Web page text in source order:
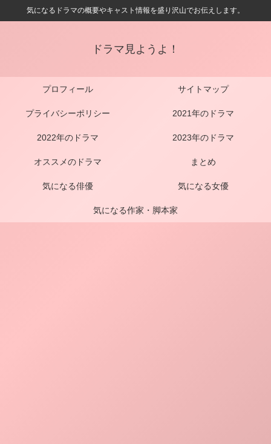
気になるドラマの概要やキャスト情報を盛り沢山でお伝えします。
ドラマ見ようよ！
プロフィール サイトマップ
プライバシーポリシー 2021年のドラマ
2022年のドラマ 2023年のドラマ
オススメのドラマ まとめ
気になる俳優 気になる女優
気になる作家・脚本家